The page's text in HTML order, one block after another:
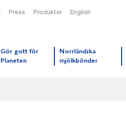
Press Produkter English
Gör gott för
Planeten
Norrländska
mjölkbönder